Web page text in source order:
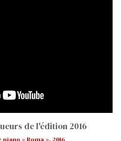
de l'édition 2016
« Roma », 2016